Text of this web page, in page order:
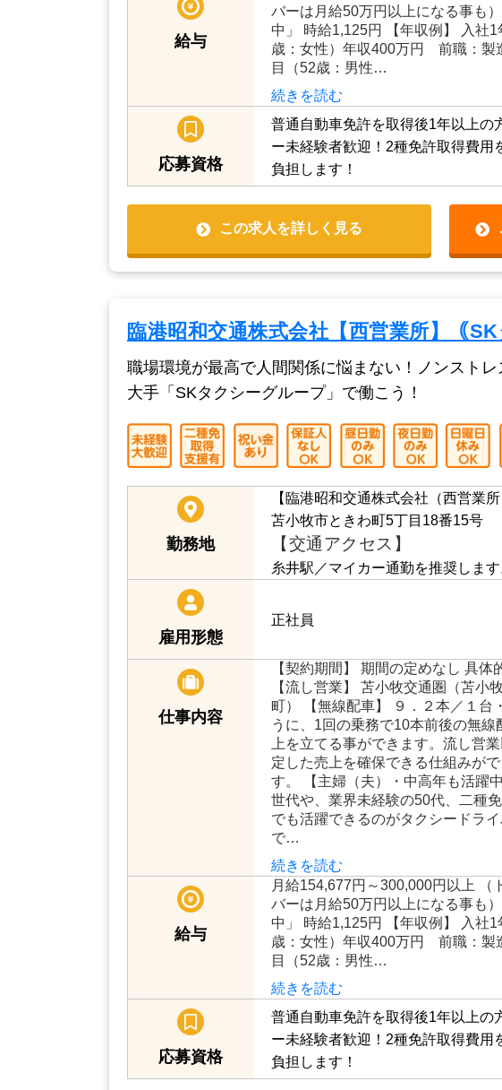
続きを読む
月給154,677円～300,000円以上 （
バーは月給50万円以上になる事も
中」 時給1,125円 【年収例】 入社1
歳：女性）年収400万円 前職：製
目（52歳：男性…
続きを読む
応募資格
普通自動車免許を取得後1年以上の
ー未経験者歓迎！2種免許取得費用
負担します！
臨港昭和交通株式会社【西営業所】｟SK
職場環境が最高で人間関係に悩まない！ノンスト
大手「SKタクシーグループ」で働こう！
勤務地
【臨港昭和交通株式会社（西営業所
苫小牧市ときわ町5丁目18番15号
【交通アクセス】
糸井駅／マイカー通勤を推奨します。
雇用形態
正社員
【契約期間】 期間の定めなし 具体
【流し営業】 苫小牧交通圏（苫小
町） 【無線配車】 ９．２本／１台
うに、1回の乗務で10本前後の無線
上を立てる事ができます。流し営
定した売上を確保できる仕組みがで
す。 【主婦（夫）・中高年も活躍中
世代や、業界未経験の50代、二種
でも活躍できるのがタクシードラ
で…
続きを読む
給与
月給154,677円～300,000円以上 （
バーは月給50万円以上になる事も）
中」 時給1,125円 【年収例】 入社
歳：女性）年収400万円 前職：製
目（52歳：男性…